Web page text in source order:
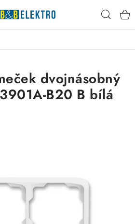
dvojnásobný
B20 B bílá